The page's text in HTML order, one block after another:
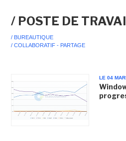
/ POSTE DE
/ BUREAUTIQUE
/ COLLABORATIF - PARTAGE
LE 04